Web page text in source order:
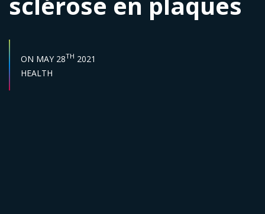
ON START DATE :
MAY 28TH 2021
Sector :
HEALTH